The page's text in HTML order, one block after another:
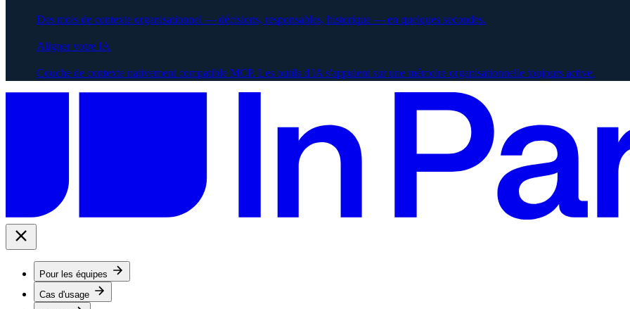
Des mois de contexte organisationnel — décisions, responsables, historique — en quelques secondes.
Aligner votre IA
Couche de contexte nativement compatible MCP. Les outils d'IA s'appuient sur une mémoire organisationnelle toujours active.
Pour les équipes
Cas d'usage